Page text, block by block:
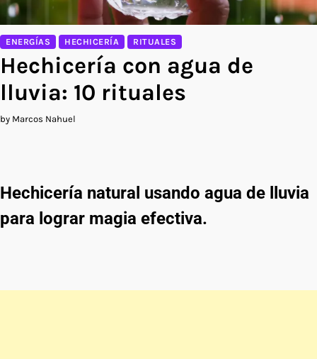
ENERGÍAS HECHICERÍA RITUALES
Hechicería con agua de
lluvia: 10 rituales
by Marcos Nahuel
Hechicería natural usando agua de lluvia
para lograr magia efectiva.